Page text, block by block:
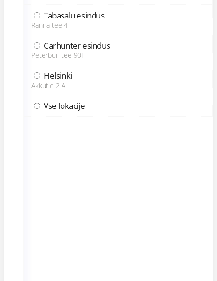
Tabasalu esindus
Ranna tee 4
Carhunter esindus
Peterburi tee 90F
Helsinki
Akkutie 2 A
Vse lokacije